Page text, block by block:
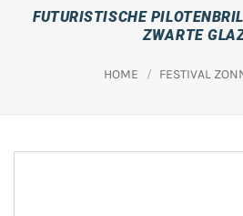
FUTURISTISCHE
ZWARTE
HOME / FESTIVAL